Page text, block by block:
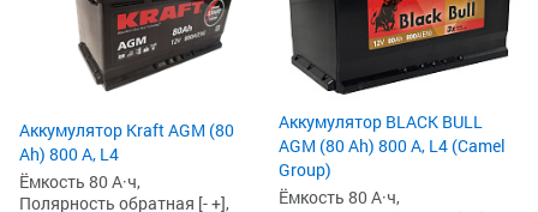
Аккумулятор Kraft AGM (80
Ah) 800 А, L4
Ёмкость 80 А·ч,
Полярность обратная [- +],
Аккумулятор BLACK BULL
AGM (80 Ah) 800 А, L4 (Camel
Group)
Ёмкость 80 А·ч,